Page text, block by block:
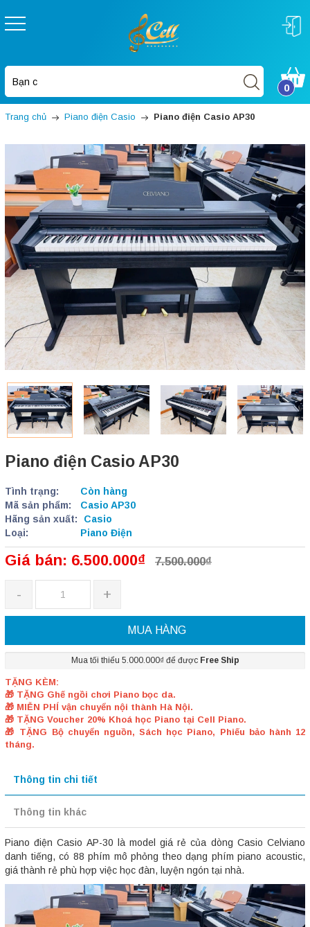
0
Trang chủ Piano điện Casio Piano điện Casio AP30
Piano điện Casio AP30
Tình trạng:
Còn hàng
Mã sản phẩm:
Casio AP30
Hãng sản xuất:
Casio
Loại:
Piano Điện
Giá bán: 6.500.000₫ 7.500.000₫
- +
MUA HÀNG
Mua tối thiểu 5.000.000₫ để được Free Ship
TẶNG KÈM:
🎁 TẶNG Ghế ngồi chơi Piano bọc da.
🎁 MIỄN PHÍ vận chuyển nội thành Hà Nội.
🎁 TẶNG Voucher 20% Khoá học Piano tại Cell Piano.
🎁 TẶNG Bộ chuyển nguồn, Sách học Piano, Phiếu bảo hành 12
tháng.
Thông tin chi tiết
Thông tin khác
Piano điện Casio AP-30 là model giá rẻ của dòng Casio Celviano
danh tiếng, có 88 phím mô phỏng theo dạng phím piano acoustic,
giá thành rẻ phù hợp việc học đàn, luyện ngón tại nhà.